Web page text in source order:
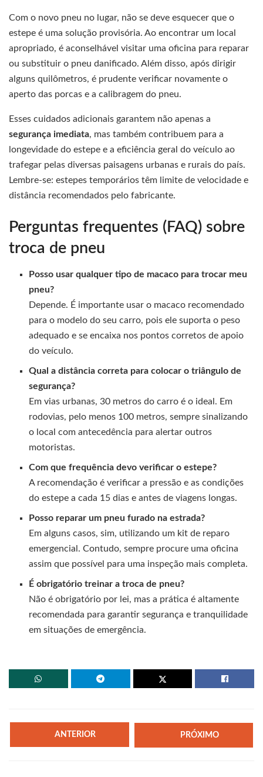
Com o novo pneu no lugar, não se deve esquecer que o
estepe é uma solução provisória. Ao encontrar um local
apropriado, é aconselhável visitar uma oficina para reparar
ou substituir o pneu danificado. Além disso, após dirigir
alguns quilômetros, é prudente verificar novamente o
aperto das porcas e a calibragem do pneu.
Esses cuidados adicionais garantem não apenas a
segurança imediata, mas também contribuem para a
longevidade do estepe e a eficiência geral do veículo ao
trafegar pelas diversas paisagens urbanas e rurais do país.
Lembre-se: estepes temporários têm limite de velocidade e
distância recomendados pelo fabricante.
Perguntas frequentes (FAQ) sobre
troca de pneu
Posso usar qualquer tipo de macaco para trocar meu
pneu?
Depende. É importante usar o macaco recomendado
para o modelo do seu carro, pois ele suporta o peso
adequado e se encaixa nos pontos corretos de apoio
do veículo.
Qual a distância correta para colocar o triângulo de
segurança?
Em vias urbanas, 30 metros do carro é o ideal. Em
rodovias, pelo menos 100 metros, sempre sinalizando
o local com antecedência para alertar outros
motoristas.
Com que frequência devo verificar o estepe?
A recomendação é verificar a pressão e as condições
do estepe a cada 15 dias e antes de viagens longas.
Posso reparar um pneu furado na estrada?
Em alguns casos, sim, utilizando um kit de reparo
emergencial. Contudo, sempre procure uma oficina
assim que possível para uma inspeção mais completa.
É obrigatório treinar a troca de pneu?
Não é obrigatório por lei, mas a prática é altamente
recomendada para garantir segurança e tranquilidade
em situações de emergência.
ANTERIOR PRÓXIMO